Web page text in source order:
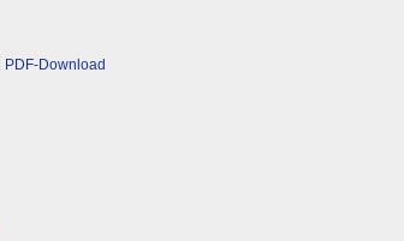
PDF-Download